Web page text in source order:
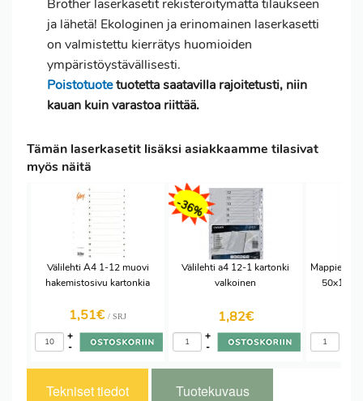
Brother laserkasetit rekisteröitymättä tilaukseen
ja lähetä! Ekologinen ja erinomainen laserkasetti
on valmistettu kierrätys huomioiden
ympäristöystävällisesti.
Poistotuotetuotetta saatavilla rajoitetusti, niin
kauan kuin varastoa riittää.
Tämän laserkasetit lisäksi asiakkaamme tilasivat
myös näitä
Välilehti A4 1-12 muovi
hakemistosivu kartonkia
1,51€ / SRJ
-
+
-36%
Välilehti a4 12-1 kartonki
valkoinen
1,82€
-
+
50x111
Tekniset tiedot Tuotekuvaus